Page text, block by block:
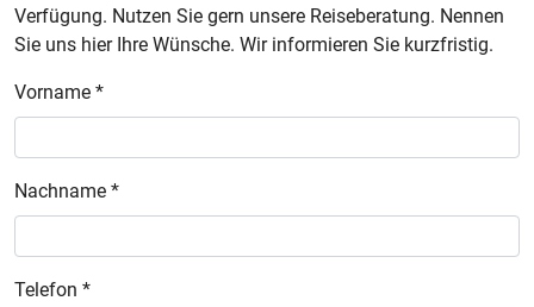
Verfügung. Nutzen Sie gern unsere Reiseberatung. Nennen
Sie uns hier Ihre Wünsche. Wir informieren Sie kurzfristig.
Vorname *
Nachname *
Telefon *